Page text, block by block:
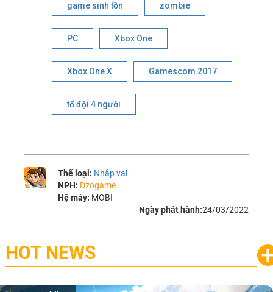
game sinh tồn zombie
PC Xbox One
Xbox One X Gamescom 2017
tổ đội 4 người
Thể loại: Nhập vai
NPH: Dzogame
Hệ máy: MOBI
Ngày phát hành:24/03/2022
HOT NEWS